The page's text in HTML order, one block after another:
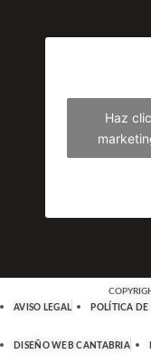
Haz
AVISO LEGAL
POLÍTICA
DISEÑO WEB CANTABRIA